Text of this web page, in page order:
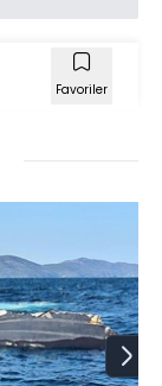
Favoriler